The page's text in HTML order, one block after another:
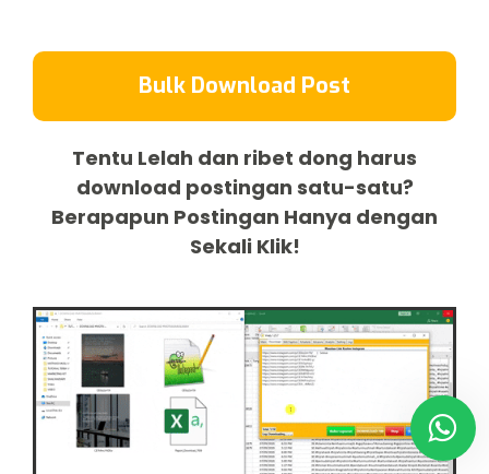
Bulk Download Post
Tentu Lelah dan ribet dong harus
download postingan satu-satu?
Berapapun Postingan Hanya dengan
Sekali Klik!